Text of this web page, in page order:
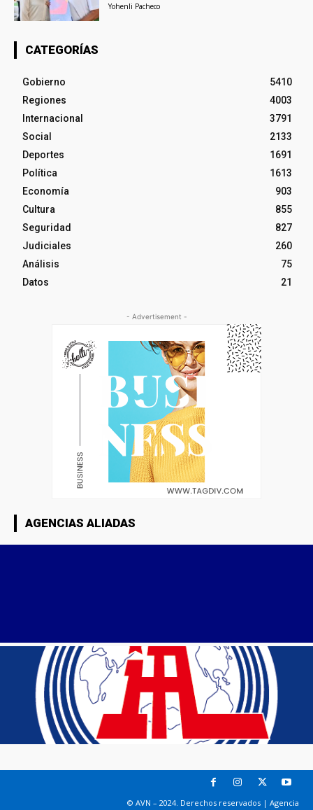
Yohenli Pacheco
CATEGORÍAS
Gobierno
5410
Regiones
4003
Internacional
3791
Social
2133
Deportes
1691
Política
1613
Economía
903
Cultura
855
Seguridad
827
Judiciales
260
Análisis
75
Datos
21
- Advertisement -
AGENCIAS ALIADAS
© AVN – 2024. Derechos reservados | Agencia